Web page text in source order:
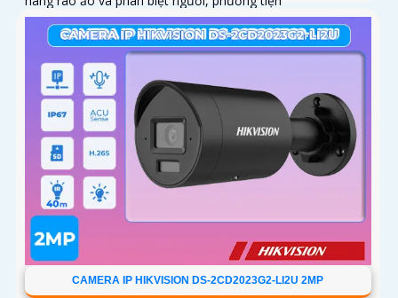
CAMERA IP HIKVISION DS-2CD2023G2-LI2U 2MP